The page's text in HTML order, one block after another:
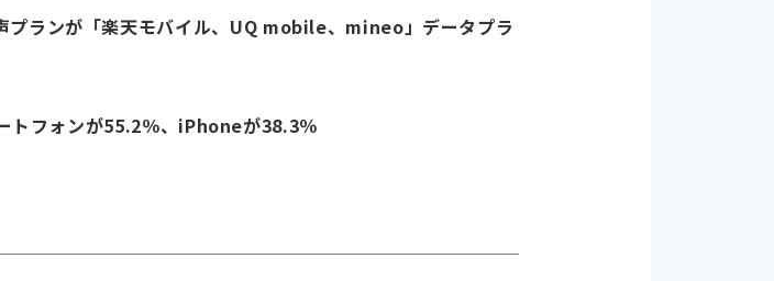
ランが「楽天モバイル、UQ mobile、mineo」データプラ
トフォンが55.2％、iPhoneが38.3％